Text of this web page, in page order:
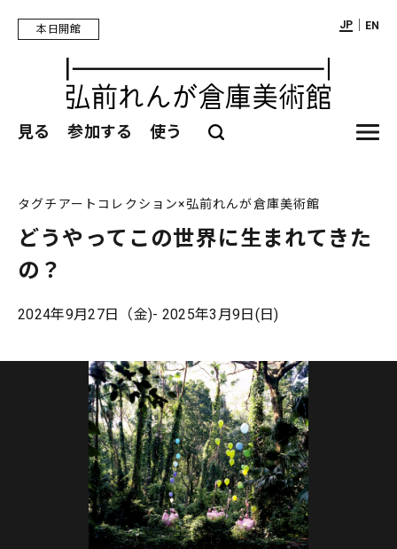
本日開館 JP｜ EN
見る 参加する 使う
タグチアートコレクション×弘前れんが倉庫美術館
どうやってこの世界に生まれてきた
の？
2024年9月27日（金)- 2025年3月9日(日)